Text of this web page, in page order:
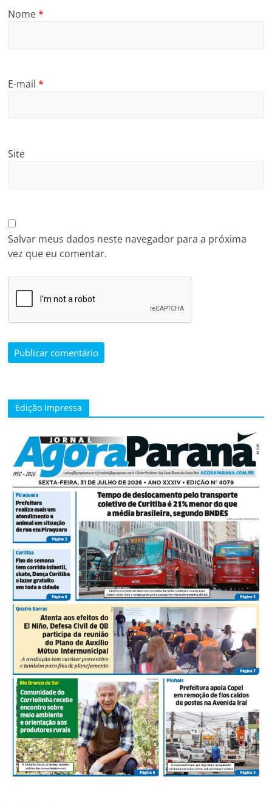
Nome*
E-mail*
Site
Salvar meus dados neste navegador para a próxima
vez que eu comentar.
Edição Impressa